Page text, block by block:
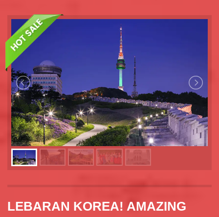
LEBARAN KOREA! AMAZING